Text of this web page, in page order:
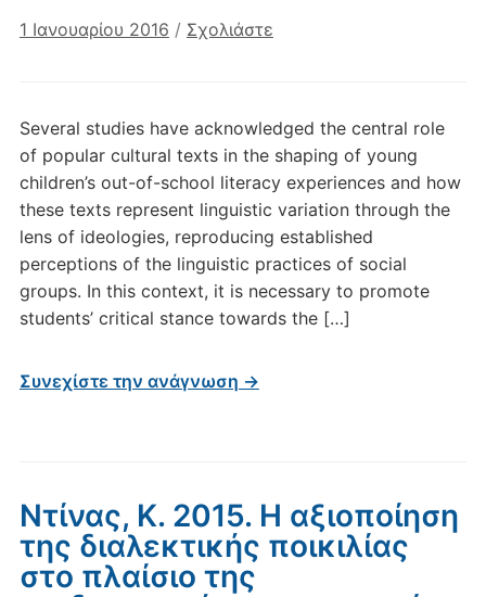
1 Ιανουαρίου 2016 / Σχολιάστε
Several studies have acknowledged the central role
of popular cultural texts in the shaping of young
children’s out-of-school literacy experiences and how
these texts represent linguistic variation through the
lens of ideologies, reproducing established
perceptions of the linguistic practices of social
groups. In this context, it is necessary to promote
students’ critical stance towards the […]
Συνεχίστε την ανάγνωση →
Ντίνας, Κ. 2015. Η αξιοποίηση
της διαλεκτικής ποικιλίας
στο πλαίσιο της